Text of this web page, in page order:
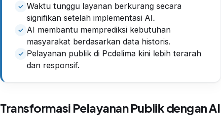
Waktu tunggu layanan berkurang secara
signifikan setelah implementasi AI.
AI membantu memprediksi kebutuhan
masyarakat berdasarkan data historis.
Pelayanan publik di Pcdelima kini lebih terarah
dan responsif.
Transformasi Pelayanan Publik dengan AI